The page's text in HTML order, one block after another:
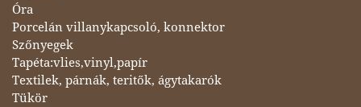
Óra
Porcelán villanykapcsoló, konnektor
Szőnyegek
Tapéta:vlies,vinyl,papír
Textilek, párnák, teritők, ágytakarók
Tükör